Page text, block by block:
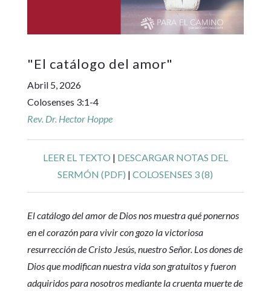
"El catálogo del amor"
Abril 5, 2026
Colosenses 3:1-4
Rev. Dr. Hector Hoppe
LEER EL TEXTO | DESCARGAR NOTAS DEL
SERMÓN (PDF) |COLOSENSES 3 (8)
El catálogo del amor de Dios nos muestra qué ponernos
en el corazón para vivir con gozo la victoriosa
resurrección de Cristo Jesús, nuestro Señor. Los dones de
Dios que modifican nuestra vida son gratuitos y fueron
adquiridos para nosotros mediante la cruenta muerte de